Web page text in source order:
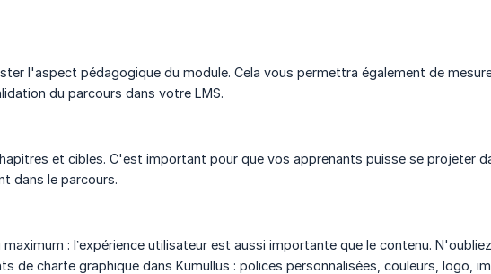
l'aspect pédagogique du module. Cela vous permettra également de
du parcours dans votre LMS.
et cibles. C'est important pour que vos apprenants puisse se projeter
dans le parcours.
: l’expérience utilisateur est aussi importante que le contenu.
de charte graphique dans Kumullus : polices personnalisées, couleurs, logo,